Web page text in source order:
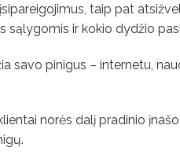
taip pat
sąlygomis ir kokio dydžio
savo pinigus – internetu,
norės dalį pradinio